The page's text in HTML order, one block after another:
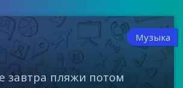
Музыка
завтра пляжи потом